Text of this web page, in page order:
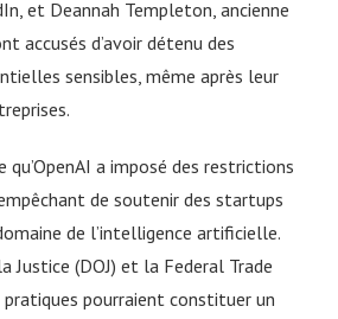
et Deannah Templeton, ancienne
accusés d’avoir détenu des
sensibles, même après leur
qu’OpenAI a imposé des restrictions
de soutenir des startups
de l’intelligence artificielle.
Justice (DOJ) et la Federal Trade
pratiques pourraient constituer un